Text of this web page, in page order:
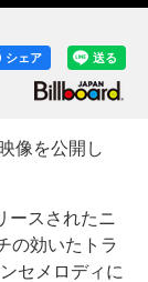
送る
シェア
像を公開し
ースされたニ
の効いたトラ
セメロディに